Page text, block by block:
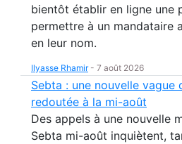
bientôt établir en ligne une
permettre à un mandataire
en leur nom.
Ilyasse Rhamir- 7 août 2026
Sebta : une nouvelle vague
redoutée à la mi-août
Des appels à une nouvelle
Sebta mi-août inquiètent,